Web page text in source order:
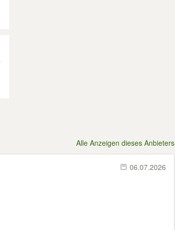
Alle Anzeigen dieses Anbieters
06.07.2026